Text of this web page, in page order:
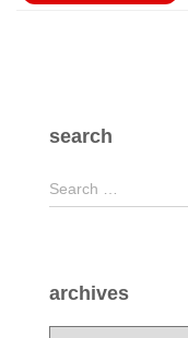
search
S
e
h
f
Search …
archives